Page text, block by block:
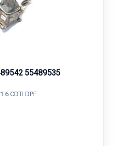
55489535
CDTI DPF